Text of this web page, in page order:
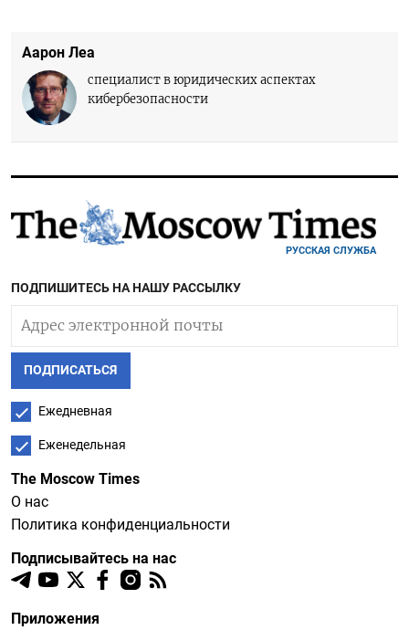
Аарон Леа
специалист в юридических аспектах
кибербезопасности
РУССКАЯ СЛУЖБА
ПОДПИШИТЕСЬ НА НАШУ РАССЫЛКУ
ПОДПИСАТЬСЯ
Ежедневная
Еженедельная
The Moscow Times
О нас
Политика конфиденциальности
Подписывайтесь на нас
Приложения